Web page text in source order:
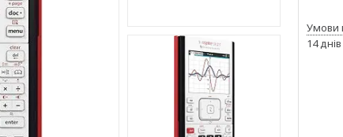
14 днів